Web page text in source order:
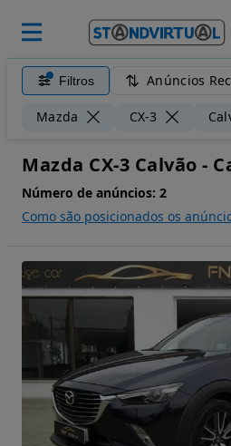
Filtros Anúncios
Mazda CX-3
Mazda CX-3 Calvão -
Número de anúncios: 2
Como são posicionados os